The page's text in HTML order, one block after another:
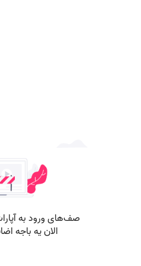
صف‌های ورود به
الان یه باجه